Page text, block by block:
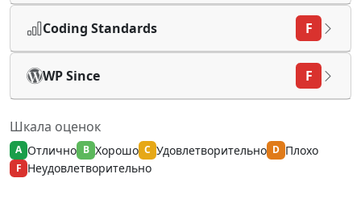
Coding Standards F
WP Since F
Шкала оценок
A Отлично B Хорошо C Удовлетворительно D Плохо
F Неудовлетворительно